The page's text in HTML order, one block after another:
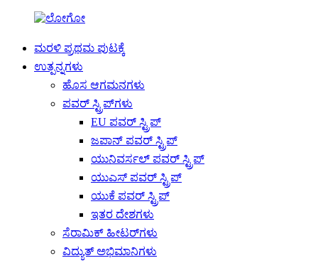
ಮರಳಿ ಪ್ರಥಮ ಪುಟಕ್ಕೆ
ಉತ್ಪನ್ನಗಳು
ಹೊಸ ಆಗಮನಗಳು
ಪವರ್ ಸ್ಟ್ರಿಪ್‌ಗಳು
EU ಪವರ್ ಸ್ಟ್ರಿಪ್
ಜಪಾನ್ ಪವರ್ ಸ್ಟ್ರಿಪ್
ಯುನಿವರ್ಸಲ್ ಪವರ್ ಸ್ಟ್ರಿಪ್
ಯುಎಸ್ ಪವರ್ ಸ್ಟ್ರಿಪ್
ಯುಕೆ ಪವರ್ ಸ್ಟ್ರಿಪ್
ಇತರ ದೇಶಗಳು
ಸೆರಾಮಿಕ್ ಹೀಟರ್‌ಗಳು
ವಿದ್ಯುತ್ ಅಭಿಮಾನಿಗಳು